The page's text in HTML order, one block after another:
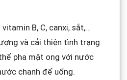
B, C, canxi, sắt,…
và cải thiện tình trạng
pha mật ong với nước
chanh để uống.